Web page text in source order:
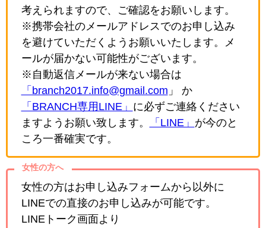
考えられますので、ご確認をお願いします。
※携帯会社のメールアドレスでのお申し込み
を避けていただくようお願いいたします。メ
ールが届かない可能性がございます。
※自動返信メールが来ない場合は
「branch2017.info@gmail.com 」 か
「BRANCH専用LINE」 に必ずご連絡ください
ますようお願い致します。
「LINE」 が今のと
ころ一番確実です。
女性の方へ
女性の方はお申し込みフォームから以外に
LINEでの直接のお申し込みが可能です。
LINEトーク画面より